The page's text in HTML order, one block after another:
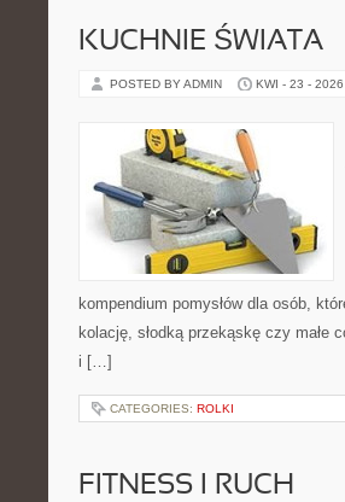
KUCHNIE ŚWIATA
POSTED BY ADMIN KWI - 23 - 2026
kompendium pomysłów dla osób,
kolację, słodką przekąskę czy małe
i […]
CATEGORIES: ROLKI
FITNESS I RUCH